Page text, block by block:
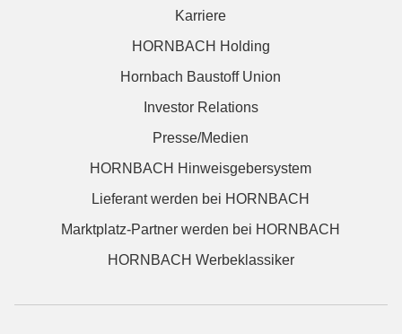
Karriere
HORNBACH Holding
Hornbach Baustoff Union
Investor Relations
Presse/Medien
HORNBACH Hinweisgebersystem
Lieferant werden bei HORNBACH
Marktplatz-Partner werden bei HORNBACH
HORNBACH Werbeklassiker